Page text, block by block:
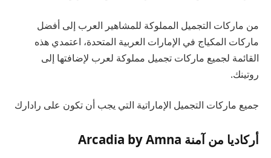
من ماركات التجميل المملوكة للمشاهير العرب إلى أفضل
ماركات المكياج في الإمارات العربية المتحدة، اعتمدي هذه
القائمة لجميع ماركات تجميل مملوكة لعرب لإضافتها إلى
روتينك.
جميع ماركات التجميل الإماراتية التي يجب أن تكون على رادارك
أركاديا من آمنة Arcadia by Amna